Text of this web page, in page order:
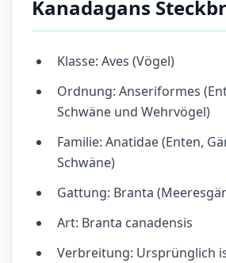
Kanadagans
Klasse: Aves (Vögel)
Ordnung: Anseriformes
Schwäne und Wehrvögel)
Familie: Anatidae (Enten,
Schwäne)
Gattung: Branta
Art: Branta canadensis
Verbreitung: Ursprünglich